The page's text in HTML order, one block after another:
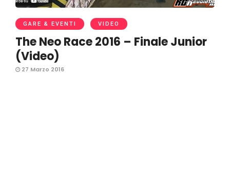
GARE & EVENTI VIDEO
The Neo Race 2016 – Finale Junior
(Video)
27 Marzo 2016